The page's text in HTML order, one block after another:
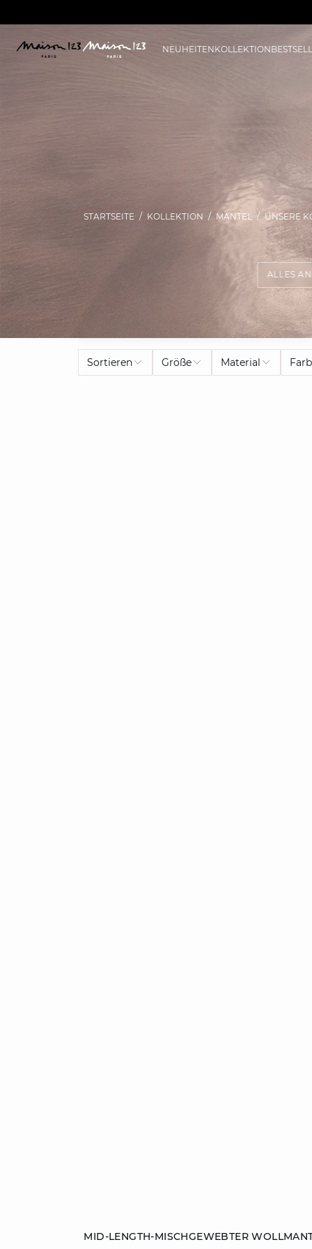
NEUHEITENKOLLEKTION
ALLES
STARTSEITE KOLLEKTION MÄNTEL UNSERE
Sortieren Größe Material
MID-LENGTH-MISCHGEWEBTER